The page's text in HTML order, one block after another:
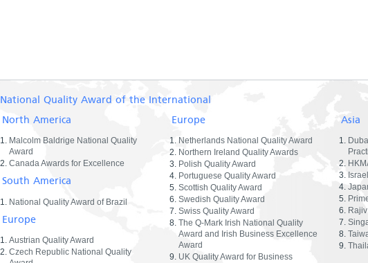
National Quality Award of the International
North America
Malcolm Baldrige National Quality
Award
Canada Awards for Excellence
South America
National Quality Award of Brazil
Europe
Austrian Quality Award
Czech Republic National Quality
Europe
Netherlands National Quality Award
Northern Ireland Quality Awards
Polish Quality Award
Portuguese Quality Award
Scottish Quality Award
Swedish Quality Award
Swiss Quality Award
The Q-Mark Irish National Quality
Award and Irish Business Excellence
Award
UK Quality Award for Business
Asia